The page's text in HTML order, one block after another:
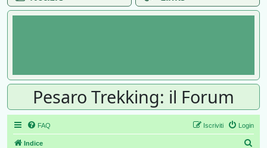
Pesaro Trekking: il Forum
FAQ Login
Iscriviti
Indice